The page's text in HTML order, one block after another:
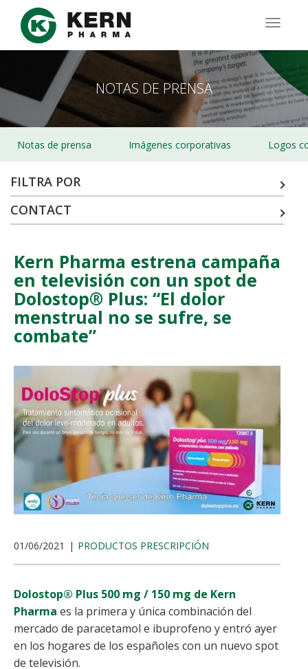
Pasar
contenido
NOTAS DE PRENSA
Notas de prensa Imágenes corporativas Logos
FILTRA POR
CONTACT
Kern Pharma estrena campaña
en televisión con un spot de
Dolostop® Plus: “El dolor
menstrual no se sufre, se
combate”
01/06/2021 PRODUCTOS PRESCRIPCIÓN
Dolostop® Plus 500 mg / 150 mg de Kern
Pharma es la primera y única combinación del
mercado de paracetamol e ibuprofeno y entró ayer
en los hogares de los españoles con un nuevo spot
de televisión.